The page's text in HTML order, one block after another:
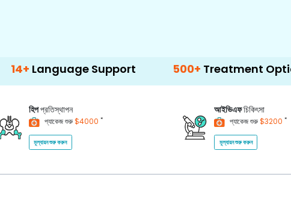
Support 500+ Treatment Options
হিপপ্রতিস্থাপন
প্যাকেজ শুরু$4000 *
মূল্যায়ন শুরু করুন
আইভিএফচিকিৎসা
প্যাকেজ শুরু$3200 *
মূল্যায়ন শুরু করুন